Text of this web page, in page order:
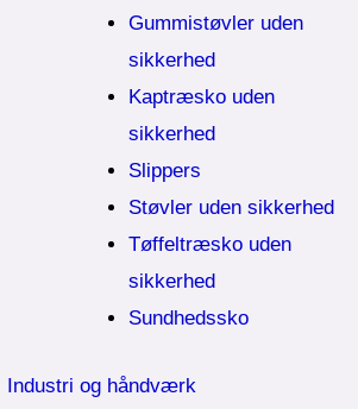
Gummistøvler uden
sikkerhed
Kaptræsko uden
sikkerhed
Slippers
Støvler uden sikkerhed
Tøffeltræsko uden
sikkerhed
Sundhedssko
Industri og håndværk